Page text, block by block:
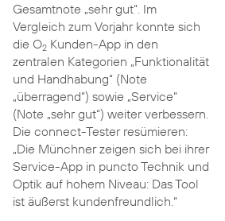
Gesamtnote „sehr gut“. Im
Vergleich zum Vorjahr konnte sich
die O2Kunden-App in den
zentralen Kategorien „Funktionalität
und Handhabung“ (Note
„überragend“) sowie „Service“
(Note „sehr gut“) weiter verbessern.
Die connect-Tester resümieren:
„Die Münchner zeigen sich bei ihrer
Service-App in puncto Technik und
Optik auf hohem Niveau: Das Tool
ist äußerst kundenfreundlich.“